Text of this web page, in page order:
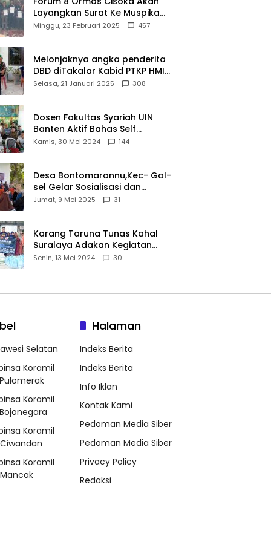
Layangkan Surat Ke Muspika
Atas Adanya Kantor Matel di
Minggu, 23 Februari 2025 457
Melonjaknya angka penderita
DBD diTakalar Kabid PTKP HMI
Cab.Takalar angkat bicara
Selasa, 21 Januari 2025 308
Dosen Fakultas Syariah UIN
Banten Aktif Bahas Self
Declare Halal dalam Forum
Kamis, 30 Mei 2024 144
Desa Bontomarannu,Kec- Gal-
sel Gelar Sosialisasi dan
Bimtek Pemutakhiran Data ID
Jumat, 9 Mei 2025 31
Karang Taruna Tunas Kahal
Suralaya Adakan Kegiatan
Bansos Terhadap Kaum
Senin, 13 Mei 2024 30
Selatan
Koramil
Koramil
Koramil
Koramil
Halaman
Indeks Berita
Indeks Berita
Info Iklan
Kontak Kami
Pedoman Media Siber
Pedoman Media Siber
Privacy Policy
Redaksi